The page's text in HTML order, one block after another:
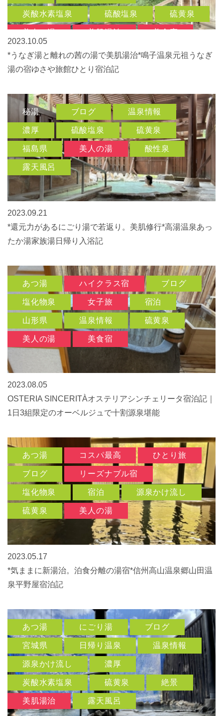
炭酸水素塩泉 硫酸塩泉 硫黄泉
美人の湯 美肌湯治 美食宿
貸切温泉 露天風呂
2023.10.05
*うなぎ湯と離れの茜の湯で美肌湯治*鳴子温泉元祖うなぎ
湯の宿ゆさや旅館ひとり宿泊記
秘湯 ブログ 温泉情報
濃厚 硫酸塩泉 硫黄泉
福島県 美人の湯 酸性泉
露天風呂
2023.09.21
*還元力があるにごり湯で若返り。美肌修行*高湯温泉あっ
たか湯家族湯日帰り入浴記
あつ湯 ハイクラス宿 ブログ
塩化物泉 女子旅 宿泊
山形県 温泉情報 硫黄泉
美人の湯 美食宿
2023.08.05
OSTERIA SINCERITÀオステリアシンチェリータ宿泊記｜
1日3組限定のオーベルジュで十割源泉堪能
あつ湯 コスパ最高 ひとり旅
ブログ リーズナブル宿
塩化物泉 宿泊 源泉かけ流し
硫黄泉 美人の湯
2023.05.17
*気ままに新湯治。泊食分離の湯宿*信州高山温泉郷山田温
泉平野屋宿泊記
あつ湯 にごり湯 ブログ
宮城県 日帰り温泉 温泉情報
源泉かけ流し 濃厚
炭酸水素塩泉 硫黄泉 絶景
美肌湯治 露天風呂